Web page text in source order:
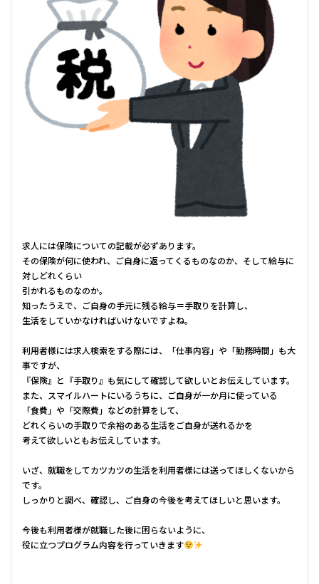
求人には保険についての記載が必ずあります。
その保険が何に使われ、ご自身に返ってくるものなのか、そして給与に
対しどれくらい
引かれるものなのか。
知ったうえで、ご自身の手元に残る給与＝手取りを計算し、
生活をしていかなければいけないですよね。
利用者様には求人検索をする際には、「仕事内容」や「勤務時間」も大
事ですが、
『保険』と『手取り』も気にして確認して欲しいとお伝えしています。
また、スマイルハートにいるうちに、ご自身が一か月に使っている
「食費」や「交際費」などの計算をして、
どれくらいの手取りで余裕のある生活をご自身が送れるかを
考えて欲しいともお伝えしています。
いざ、就職をしてカツカツの生活を利用者様には送ってほしくないから
です。
しっかりと調べ、確認し、ご自身の今後を考えてほしいと思います。
今後も利用者様が就職した後に困らないように、
役に立つプログラム内容を行っていきます